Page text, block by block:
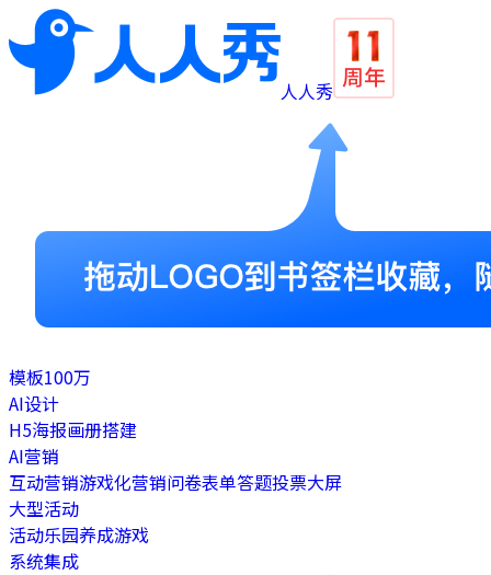
人人秀
模板100万
AI设计
H5海报画册搭建
AI营销
互动营销游戏化营销问卷表单答题投票大屏
大型活动
活动乐园养成游戏
系统集成